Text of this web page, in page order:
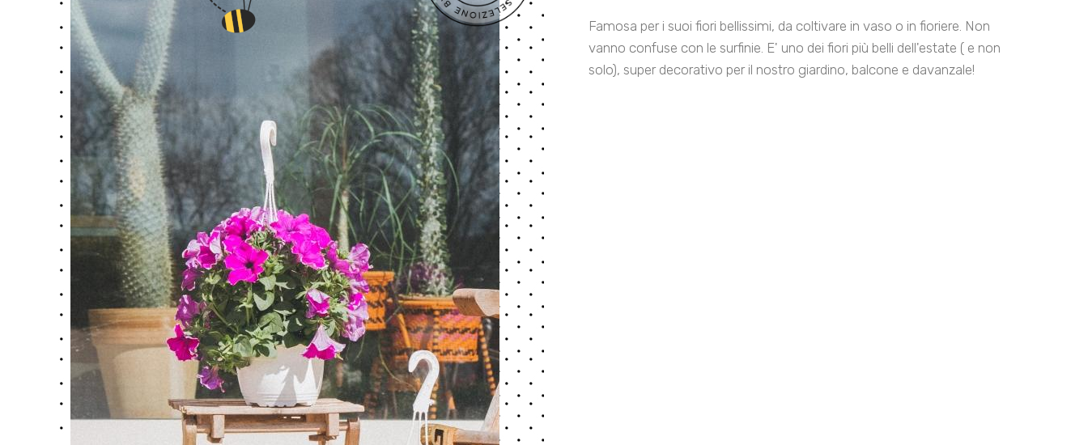
Famosa per i suoi fiori bellissimi, da coltivare in vaso o in fioriere. Non
vanno confuse con le surfinie. E' uno dei fiori più belli dell'estate ( e non
solo), super decorativo per il nostro giardino, balcone e davanzale!